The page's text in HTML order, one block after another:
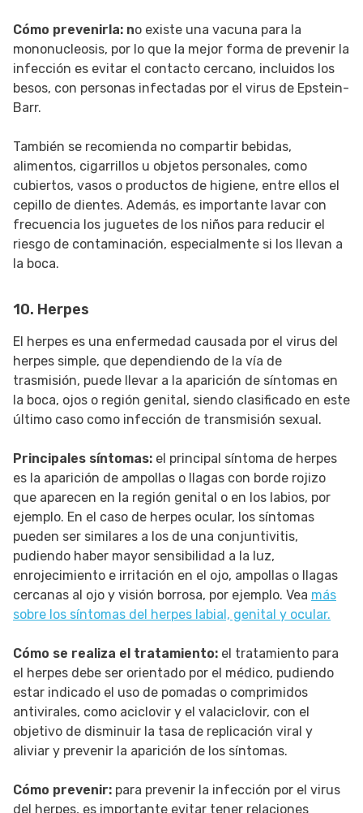
Cómo prevenirla: no existe una vacuna para la
mononucleosis, por lo que la mejor forma de prevenir la
infección es evitar el contacto cercano, incluidos los
besos, con personas infectadas por el virus de Epstein-
Barr.
También se recomienda no compartir bebidas,
alimentos, cigarrillos u objetos personales, como
cubiertos, vasos o productos de higiene, entre ellos el
cepillo de dientes. Además, es importante lavar con
frecuencia los juguetes de los niños para reducir el
riesgo de contaminación, especialmente si los llevan a
la boca.
10. Herpes
El herpes es una enfermedad causada por el virus del
herpes simple, que dependiendo de la vía de
trasmisión, puede llevar a la aparición de síntomas en
la boca, ojos o región genital, siendo clasificado en este
último caso como infección de transmisión sexual.
Principales síntomas: el principal síntoma de herpes
es la aparición de ampollas o llagas con borde rojizo
que aparecen en la región genital o en los labios, por
ejemplo. En el caso de herpes ocular, los síntomas
pueden ser similares a los de una conjuntivitis,
pudiendo haber mayor sensibilidad a la luz,
enrojecimiento e irritación en el ojo, ampollas o llagas
cercanas al ojo y visión borrosa, por ejemplo. Vea más
sobre los síntomas del herpes labial, genital y ocular.
Cómo se realiza el tratamiento: el tratamiento para
el herpes debe ser orientado por el médico, pudiendo
estar indicado el uso de pomadas o comprimidos
antivirales, como aciclovir y el valaciclovir, con el
objetivo de disminuir la tasa de replicación viral y
aliviar y prevenir la aparición de los síntomas.
Cómo prevenir: para prevenir la infección por el virus
del herpes, es importante evitar tener relaciones